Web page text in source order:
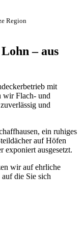
Region
– aus
mit
wir Flach- und
und
ein ruhiges
auf Höfen
exponiert ausgesetzt.
wir auf ehrliche
die Sie sich